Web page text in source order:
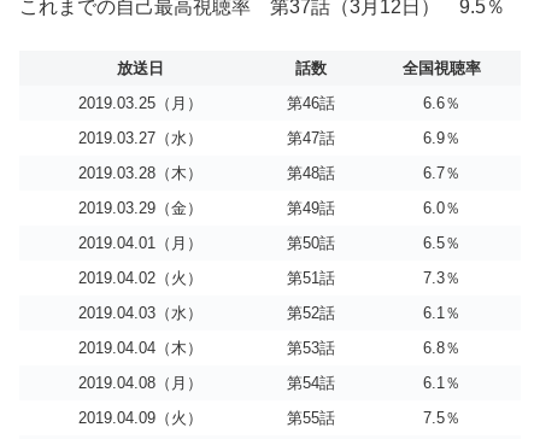
これまでの自己最高視聴率 第37話（3月12日） 9.5％
放送日 話数
全国視聴率
2019.03.25（月）
第46話
6.6％
2019.03.27（水）
第47話
6.9％
2019.03.28（木）
第48話
6.7％
2019.03.29（金）
第49話
6.0％
2019.04.01（月）
第50話
6.5％
2019.04.02（火）
第51話
7.3％
2019.04.03（水）
第52話
6.1％
2019.04.04（木）
第53話
6.8％
2019.04.08（月）
第54話
6.1％
2019.04.09（火）
第55話
7.5％